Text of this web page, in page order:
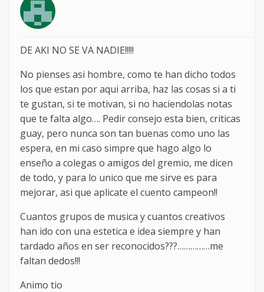
DE AKI NO SE VA NADIE!!!!!
No pienses asi hombre, como te han dicho todos
los que estan por aqui arriba, haz las cosas si a ti
te gustan, si te motivan, si no haciendolas notas
que te falta algo…. Pedir consejo esta bien, criticas
guay, pero nunca son tan buenas como uno las
espera, en mi caso simpre que hago algo lo
enseño a colegas o amigos del gremio, me dicen
de todo, y para lo unico que me sirve es para
mejorar, asi que aplicate el cuento campeon!!
Cuantos grupos de musica y cuantos creativos
han ido con una estetica e idea siempre y han
tardado años en ser reconocidos???……………me
faltan dedos!!!
Animo tio